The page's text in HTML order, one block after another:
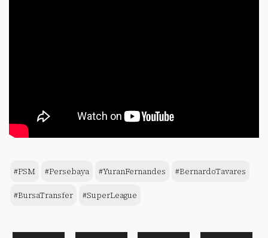
#PSM #Persebaya #YuranFernandes #BernardoTavares
#BursaTransfer #SuperLeague